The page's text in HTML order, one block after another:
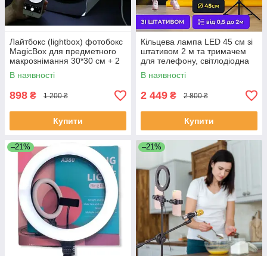
Лайтбокс (lightbox) фотобокс
MagicBox для предметного
макрознімання 30*30 см + 2
107 — MB-303, білий
В наявності
898 ₴ 1 200 ₴
Купити
Кільцева лампа LED 45 см зі
штативом 2 м та тримачем
для телефону, світлодіодна
лампа-кільце, HQ-18T
В наявності
2 449 ₴ 2 800 ₴
Купити
–21% –21%